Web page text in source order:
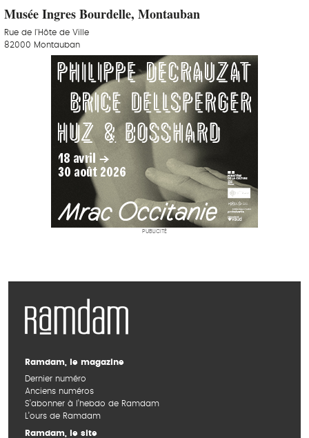
Musée Ingres Bourdelle, Montauban
Rue de l'Hôte de Ville
82000 Montauban
PUBLICITÉ
Ramdam, le magazine
Dernier numéro
Anciens numéros
S’abonner à l’hebdo de Ramdam
L’ours de Ramdam
Ramdam, le site